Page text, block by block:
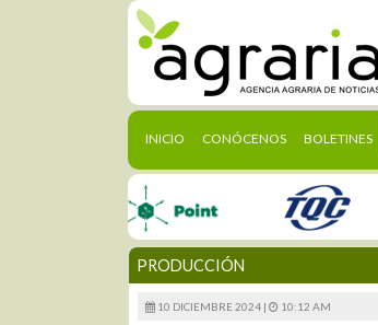
INICIO (CURRENT)
CONÓCENOS BOLETINES
PRODUCCIÓN
10 DICIEMBRE 2024 | 10:12 AM